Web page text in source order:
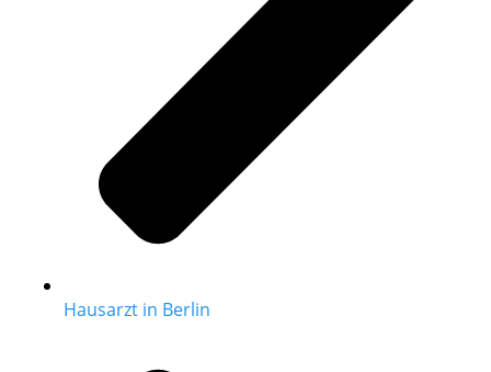
Hausarzt in Berlin